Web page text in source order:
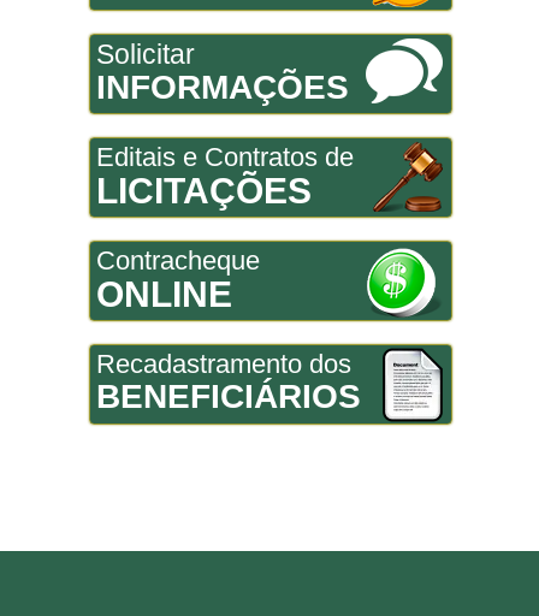
Solicitar
INFORMAÇÕES
Editais e Contratos de
LICITAÇÕES
Contracheque
ONLINE
Recadastramento dos
BENEFICIÁRIOS